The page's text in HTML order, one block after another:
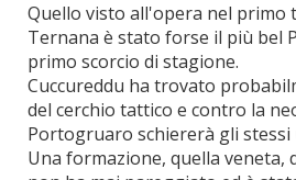
Quello visto all'opera nel primo
Ternana è stato forse il più bel
primo scorcio di stagione.
Cuccureddu ha trovato
del cerchio tattico e contro la
Portogruaro schiererà gli stessi
Una formazione, quella veneta,